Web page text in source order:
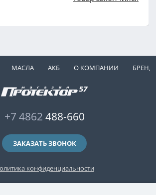
МАСЛА АКБ О КОМПАНИИ
конфиденциальности
+7 4862 488-660
ЗАКАЗАТЬ ЗВОНОК